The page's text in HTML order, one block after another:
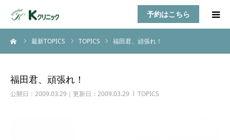
予約はこちら
最新TOPICS TOPICS 福田君、頑張れ！
福田君、頑張れ！
公開日：2009.03.29｜更新日：2009.03.29 TOPICS
HOME